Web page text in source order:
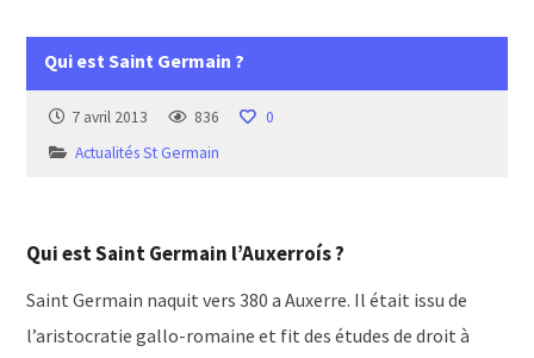
Qui est Saint Germain ?
7 avril 2013 836
0
Actualités St Germain
Qui est Saint Germain l’Auxerroís ?
Saint Germain naquit vers 380 a Auxerre. Il était issu de
l’aristocratie gallo-romaine et fit des études de droit à